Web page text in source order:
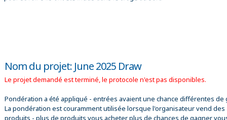
Nom du projet: June 2025 Draw
Le projet demandé est terminé, le protocole n'est pas disponibles.
Pondération a été appliqué - entrées avaient une chance différentes de
La pondération est couramment utilisée lorsque l'organisateur vend des
produits - plus de produits vous acheter plus de chances de gagner